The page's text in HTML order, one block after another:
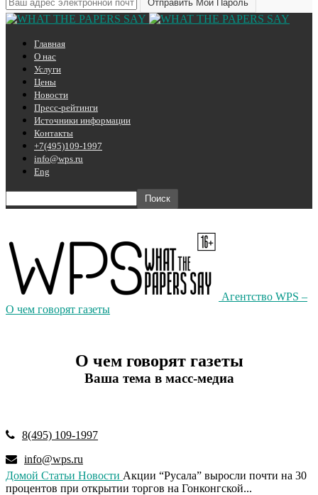
Главная
О нас
Услуги
Цены
Новости
Пресс-рейтинги
Источники информации
Контакты
+7(495)109-1997
info@wps.ru
Eng
Агентство WPS –
О чем говорят газеты
О чем говорят газеты
Ваша тема в масс-медиа
8(495) 109-1997
info@wps.ru
Домой Статьи Новости Акции “Русала” выросли почти на 30
процентов при открытии торгов на Гонконгской...